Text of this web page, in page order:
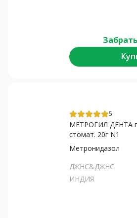
5
МЕТРОГИЛ ДЕНТА
стомат. 20г N1
Метронидазол
ДЖНС&ДЖНС
ИНДИЯ